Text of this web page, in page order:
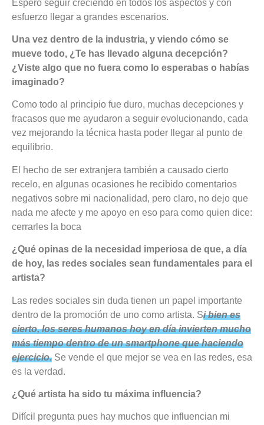
Espero seguir creciendo en todos los aspectos y con
esfuerzo llegar a grandes escenarios.
Una vez dentro de la industria, y viendo cómo se
mueve todo, ¿Te has llevado alguna decepción?
¿Viste algo que no fuera como lo esperabas o habías
imaginado?
Como todo al principio fue duro, muchas decepciones y
fracasos que me ayudaron a seguir evolucionando, cada
vez mejorando la técnica hasta poder llegar al punto de
equilibrio.
El hecho de ser extranjera también a causado cierto
recelo, en algunas ocasiones he recibido comentarios
negativos sobre mi nacionalidad, pero claro, no dejo que
nada me afecte y me apoyo en eso para como quien dice:
cerrarles la boca
¿Qué opinas de la necesidad imperiosa de que, a día
de hoy, las redes sociales sean fundamentales para el
artista?
Las redes sociales sin duda tienen un papel importante
dentro de la promoción de uno como artista. Si bien es
cierto, los seres humanos hoy en día invierten mucho
más tiempo dentro de un smartphone que haciendo
ejercicio. Se vende el que mejor se vea en las redes, esa
es la verdad.
¿Qué artista ha sido tu máxima influencia?
Difícil pregunta pues hay muchos que influencian mi